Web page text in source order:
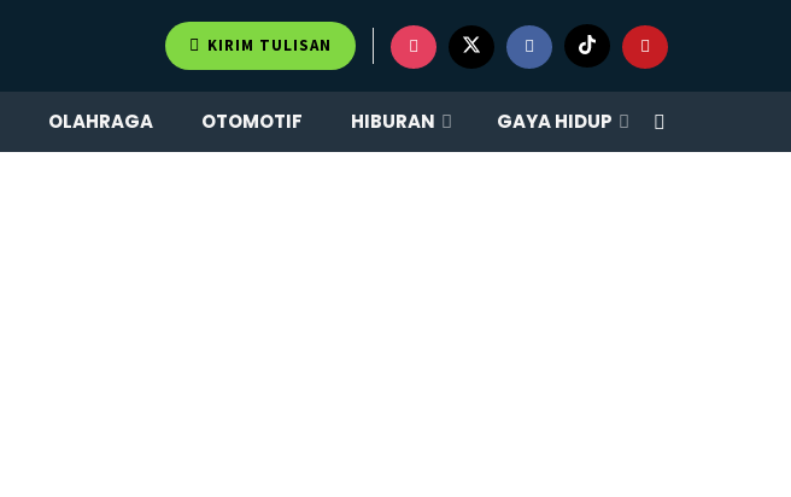
KIRIM TULISAN
OLAHRAGA OTOMOTIF HIBURAN GAYA HIDUP